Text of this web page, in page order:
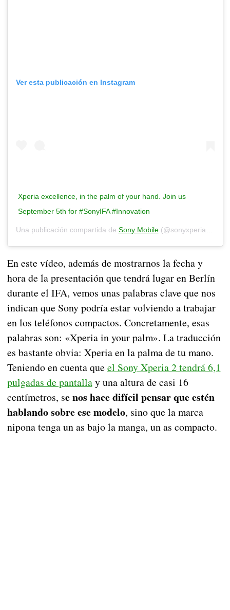
Ver esta publicación en Instagram
Xperia excellence, in the palm of your hand. Join us
September 5th for #SonyIFA #Innovation
Una publicación compartida de Sony Mobile(@sonyxperia) el
En este vídeo, además de mostrarnos la fecha y
hora de la presentación que tendrá lugar en Berlín
durante el IFA, vemos unas palabras clave que nos
indican que Sony podría estar volviendo a trabajar
en los teléfonos compactos. Concretamente, esas
palabras son: «Xperia in your palm». La traducción
es bastante obvia: Xperia en la palma de tu mano.
Teniendo en cuenta que el Sony Xperia 2 tendrá 6,1
pulgadas de pantallay una altura de casi 16
centímetros, se nos hace difícil pensar que estén
hablando sobre ese modelo, sino que la marca
nipona tenga un as bajo la manga, un as compacto.